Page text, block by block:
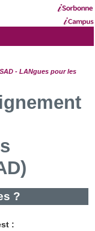
- LANgues pour les
?
: